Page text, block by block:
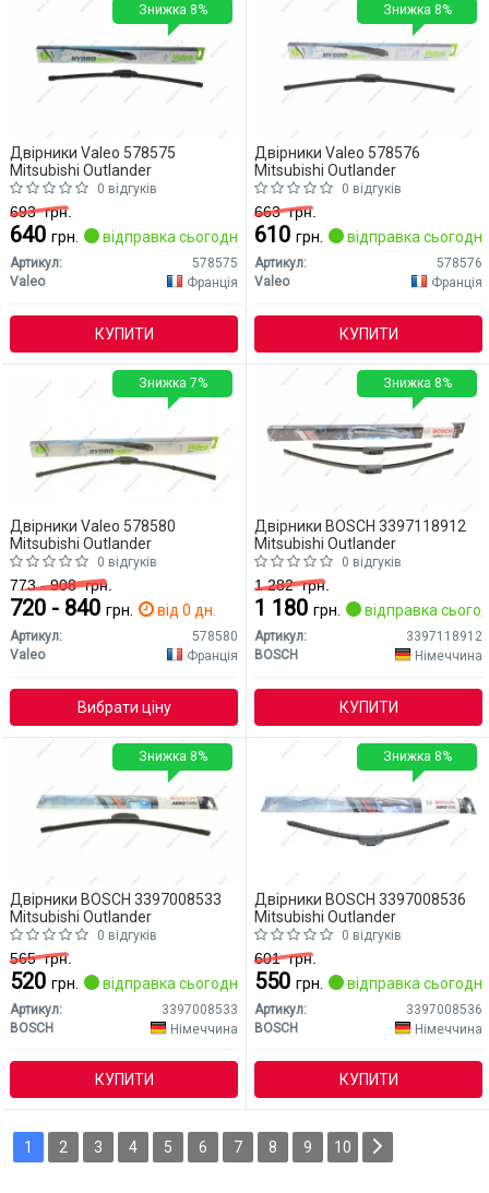
Двірники Valeo 578575
Mitsubishi Outlander
0 відгуків
693грн.
640 грн. відправка сьогодні
Артикул:
578575
Valeo
Франція
КУПИТИ
Знижка 8%
Двірники Valeo 578576
Mitsubishi Outlander
0 відгуків
663грн.
610 грн. відправка сьогодні
Артикул:
578576
Valeo
Франція
КУПИТИ
Знижка 8%
Двірники Valeo 578580
Mitsubishi Outlander
0 відгуків
773 - 908грн.
720 - 840 грн. від 0 дн.
Артикул:
578580
Valeo
Франція
Вибрати ціну
Знижка 7%
Двірники BOSCH 3397118912
Mitsubishi Outlander
0 відгуків
1 282грн.
1 180 грн. відправка
Артикул:
3397118912
BOSCH
Німеччина
КУПИТИ
Знижка 8%
Двірники BOSCH 3397008533
Mitsubishi Outlander
0 відгуків
565грн.
520 грн. відправка сьогодні
Артикул:
3397008533
BOSCH
Німеччина
КУПИТИ
Знижка 8%
Двірники BOSCH 3397008536
Mitsubishi Outlander
0 відгуків
601грн.
550 грн. відправка сьогодні
Артикул:
3397008536
BOSCH
Німеччина
КУПИТИ
Знижка 8%
1 2 3 4 5 6 7 8 9 10